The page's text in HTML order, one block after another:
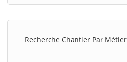
Recherche Chantier Par Métier